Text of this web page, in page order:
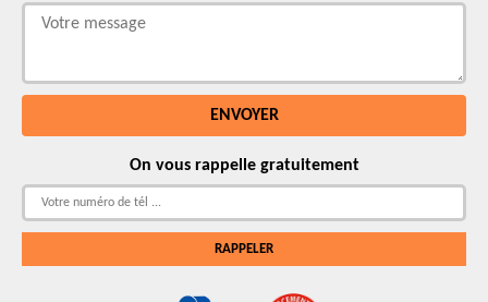
On vous rappelle gratuitement